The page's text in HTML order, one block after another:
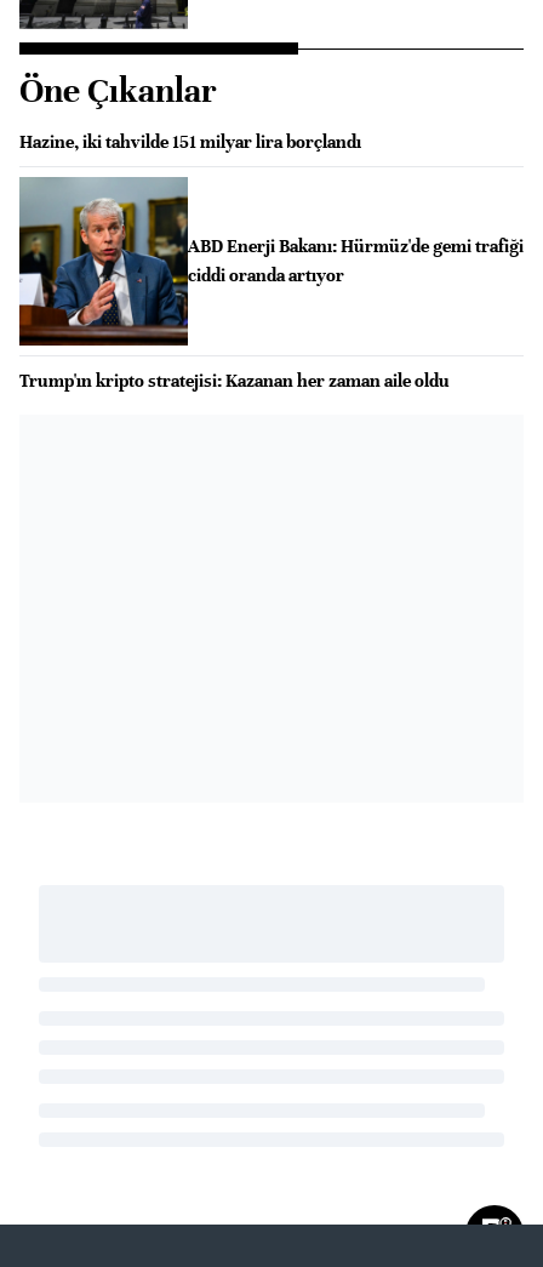
Öne Çıkanlar
Hazine, iki tahvilde 151 milyar lira borçlandı
ABD Enerji Bakanı: Hürmüz'de gemi trafiği
ciddi oranda artıyor
Trump'ın kripto stratejisi: Kazanan her zaman aile oldu